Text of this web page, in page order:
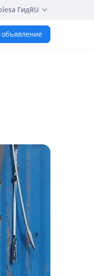
ГидRU
объявление